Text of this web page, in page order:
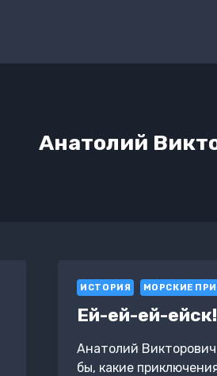
Анатолий
ИСТОРИЯ МОРСКИЕ
Ей-ей-ей-ейск!
Анатолий
бы, какие